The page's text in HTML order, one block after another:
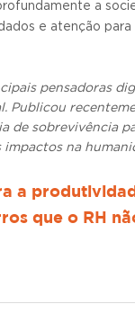
a
e atenção
pensadoras
de sobrevivência
na
a
que o RH